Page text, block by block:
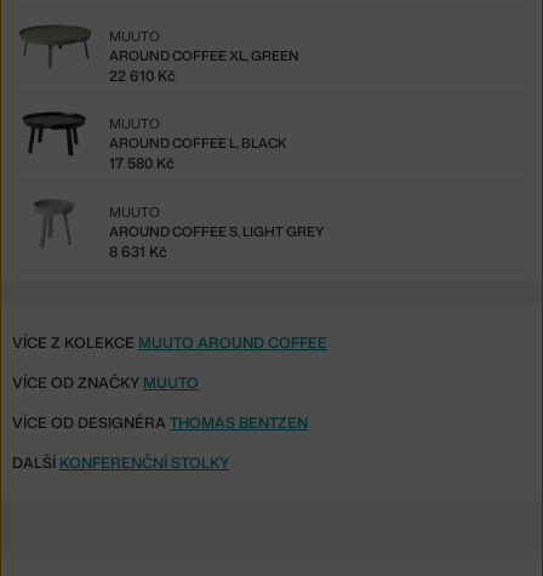
AROUND COFFEE XL, GREEN
MUUTO
22 610 Kč
AROUND COFFEE L, BLACK
MUUTO
17 580 Kč
AROUND COFFEE S, LIGHT GREY
MUUTO
8 631 Kč
VÍCE Z KOLEKCE MUUTO AROUND COFFEE
VÍCE OD ZNAČKY MUUTO
VÍCE OD DESIGNÉRA THOMAS BENTZEN
DALŠÍ KONFERENČNÍ STOLKY